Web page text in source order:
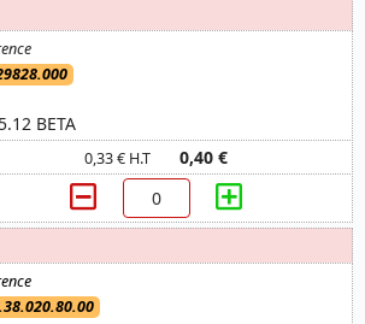
BETA
0,33 € H.T 0,40 €